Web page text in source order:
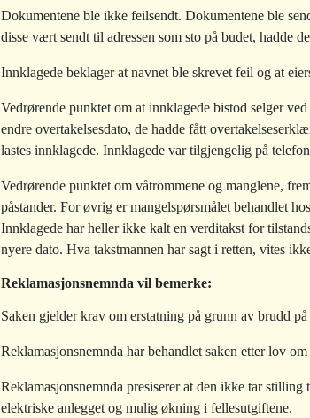
Dokumentene ble ikke feilsendt. Dokumentene ble
disse vært sendt til adressen som sto på budet, hadde
Innklagede beklager at navnet ble skrevet feil og at
Vedrørende punktet om at innklagede bistod selger
endre overtakelsesdato, de hadde fått
lastes innklagede. Innklagede var tilgjengelig på
Vedrørende punktet om våtrommene og manglene,
påstander. For øvrig er mangelspørsmålet behandlet
Innklagede har heller ikke kalt en verditakst for
nyere dato. Hva takstmannen har sagt i retten, vites
Reklamasjonsnemnda vil bemerke:
Saken gjelder krav om erstatning på grunn av brudd
Reklamasjonsnemnda har behandlet saken etter lov
Reklamasjonsnemnda presiserer at den ikke tar
elektriske anlegget og mulig økning i fellesutgiftene.